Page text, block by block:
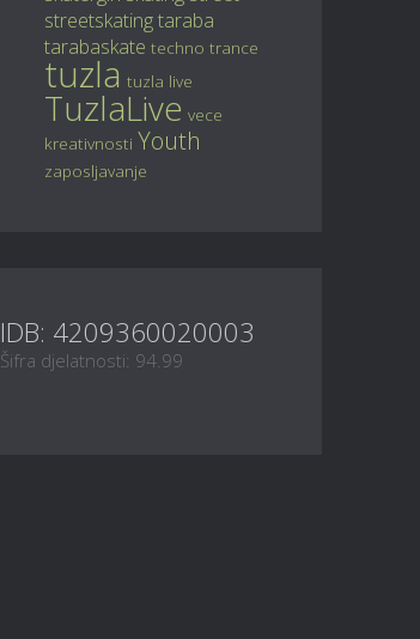
streetskating taraba
tarabaskate techno trance
tuzla tuzla live
TuzlaLive vece
kreativnosti Youth
zaposljavanje
IDB: 4209360020003
Šifra djelatnosti: 94.99